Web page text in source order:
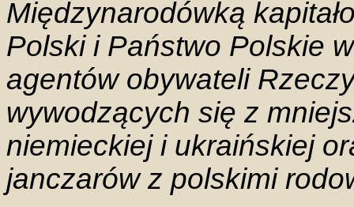
Międzynarodówką
Polski i Państwo Polskie
agentów obywateli
wywodzących się z
niemieckiej i ukraińskiej
janczarów z polskimi